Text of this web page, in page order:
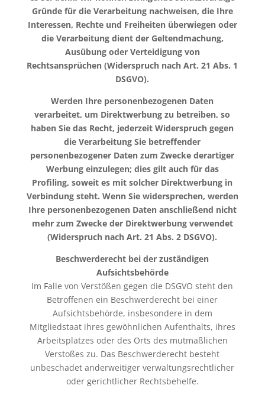
Gründe für die Verarbeitung nachweisen, die Ihre
Interessen, Rechte und Freiheiten überwiegen oder
die Verarbeitung dient der Geltendmachung,
Ausübung oder Verteidigung von
Rechtsansprüchen (Widerspruch nach Art. 21 Abs. 1
DSGVO).
Werden Ihre personenbezogenen Daten
verarbeitet, um Direktwerbung zu betreiben, so
haben Sie das Recht, jederzeit Widerspruch gegen
die Verarbeitung Sie betreffender
personenbezogener Daten zum Zwecke derartiger
Werbung einzulegen; dies gilt auch für das
Profiling, soweit es mit solcher Direktwerbung in
Verbindung steht. Wenn Sie widersprechen, werden
Ihre personenbezogenen Daten anschließend nicht
mehr zum Zwecke der Direktwerbung verwendet
(Widerspruch nach Art. 21 Abs. 2 DSGVO).
Beschwerderecht bei der zuständigen
Aufsichtsbehörde
Im Falle von Verstößen gegen die DSGVO steht den
Betroffenen ein Beschwerderecht bei einer
Aufsichtsbehörde, insbesondere in dem
Mitgliedstaat ihres gewöhnlichen Aufenthalts, ihres
Arbeitsplatzes oder des Orts des mutmaßlichen
Verstoßes zu. Das Beschwerderecht besteht
unbeschadet anderweitiger verwaltungsrechtlicher
oder gerichtlicher Rechtsbehelfe.